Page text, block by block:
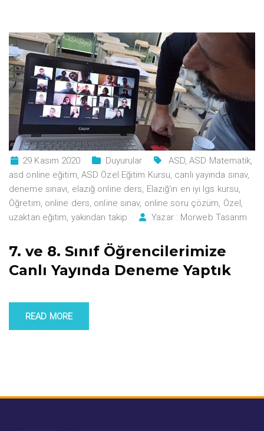
29 Kasım 2020 Duyurular ASD,ASD Matematik,
asd online eğitim, ASD Özel Eğitim Kursu, canlı yayında sınav,
deneme sınavı, elazığ online ders, Elazığ'ın en iyi lgs kursu,
Öğretim, online ders, online sınav, online soru çözüm, Özel,
uzaktan eğitim, yakından takip Yazar : Morweb Tasarım
7. ve 8. Sınıf Öğrencilerimize
Canlı Yayında Deneme Yaptık
READ MORE